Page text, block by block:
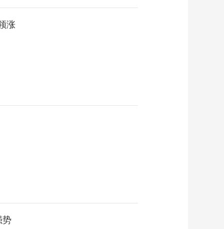
涨
势